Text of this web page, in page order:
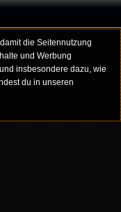
die Seitennutzung
und Werbung
insbesondere dazu, wie
du in unseren